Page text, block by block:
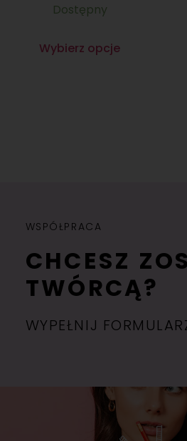
Dostępny
Wybierz opcje
WSPÓŁPRACA
CHCESZ
TWÓRCĄ?
WYPEŁNIJ